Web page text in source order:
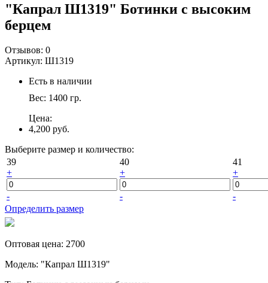
"Капрал Ш1319" Ботинки с высоким
берцем
Отзывов: 0
Артикул: Ш1319
Есть в наличии
Вес: 1400 гр.
Цена:
4,200 руб.
Выберите размер и количество:
39
+
-
40
+
-
41
+
-
Определить размер
Оптовая цена: 2700
Модель: "Капрал Ш1319"